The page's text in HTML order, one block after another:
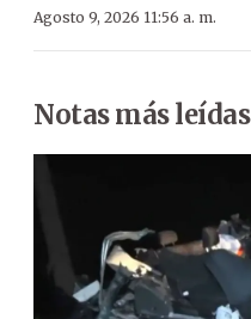
Agosto 9, 2026 11:56 a. m.
Notas más leídas